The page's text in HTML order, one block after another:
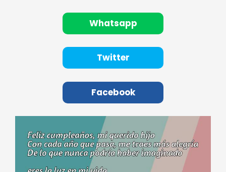
Whatsapp
Twitter
Facebook